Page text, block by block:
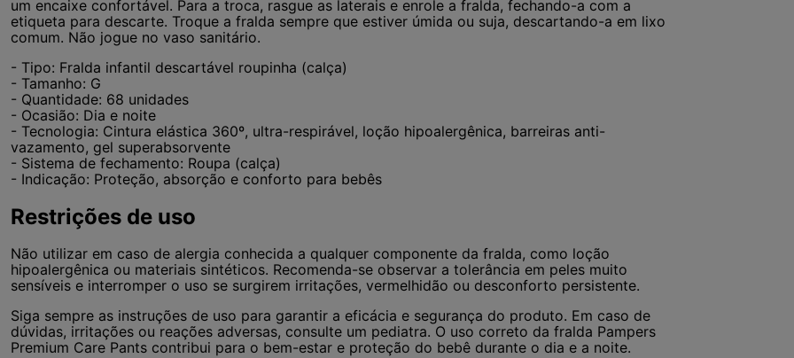
um encaixe confortável. Para a troca, rasgue as laterais e enrole a fralda, fechando-a com a
etiqueta para descarte. Troque a fralda sempre que estiver úmida ou suja, descartando-a em lixo
comum. Não jogue no vaso sanitário.
- Tipo: Fralda infantil descartável roupinha (calça)
- Tamanho: G
- Quantidade: 68 unidades
- Ocasião: Dia e noite
- Tecnologia: Cintura elástica 360º, ultra-respirável, loção hipoalergênica, barreiras anti-
vazamento, gel superabsorvente
- Sistema de fechamento: Roupa (calça)
- Indicação: Proteção, absorção e conforto para bebês
Restrições de uso
Não utilizar em caso de alergia conhecida a qualquer componente da fralda, como loção
hipoalergênica ou materiais sintéticos. Recomenda-se observar a tolerância em peles muito
sensíveis e interromper o uso se surgirem irritações, vermelhidão ou desconforto persistente.
Siga sempre as instruções de uso para garantir a eficácia e segurança do produto. Em caso de
dúvidas, irritações ou reações adversas, consulte um pediatra. O uso correto da fralda Pampers
Premium Care Pants contribui para o bem-estar e proteção do bebê durante o dia e a noite.